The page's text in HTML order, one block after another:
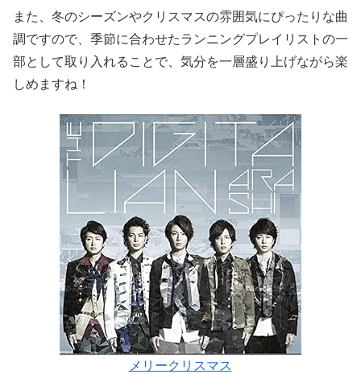
また、冬のシーズンやクリスマスの雰囲気にぴったりな曲
調ですので、季節に合わせたランニングプレイリストの一
部として取り入れることで、気分を一層盛り上げながら楽
しめますね！
メリークリスマス